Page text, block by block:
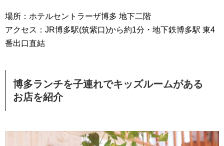
場所：ホテルセントラーザ博多 地下二階
アクセス：JR博多駅(筑紫口)から約1分・地下鉄博多駅 東4
番出口直結
博多ランチを子連れでキッズルームがある
お店を紹介